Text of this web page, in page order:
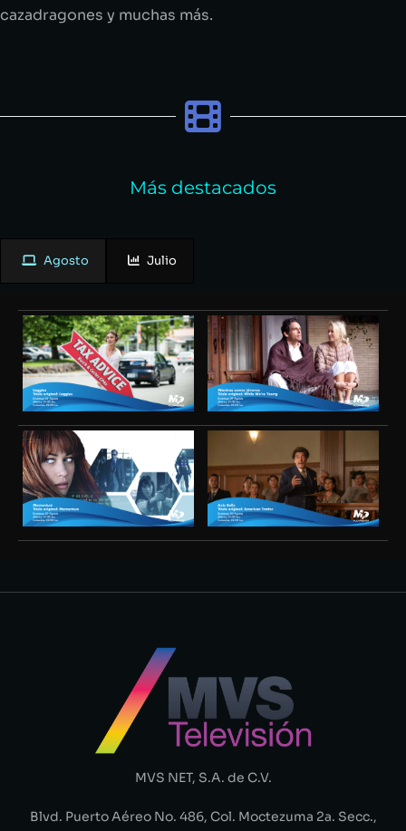
cazadragones y muchas más.
Más destacados
Agosto Julio
MVS NET, S.A. de C.V.
Blvd. Puerto Aéreo No. 486, Col. Moctezuma 2a. Secc.,